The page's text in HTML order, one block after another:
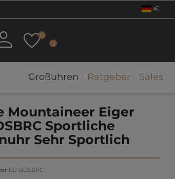
€
0
0
Großuhren Ratgeber Sales
Mountaineer Eiger
Sportliche
Sehr Sportlich
EG-BDSBRC